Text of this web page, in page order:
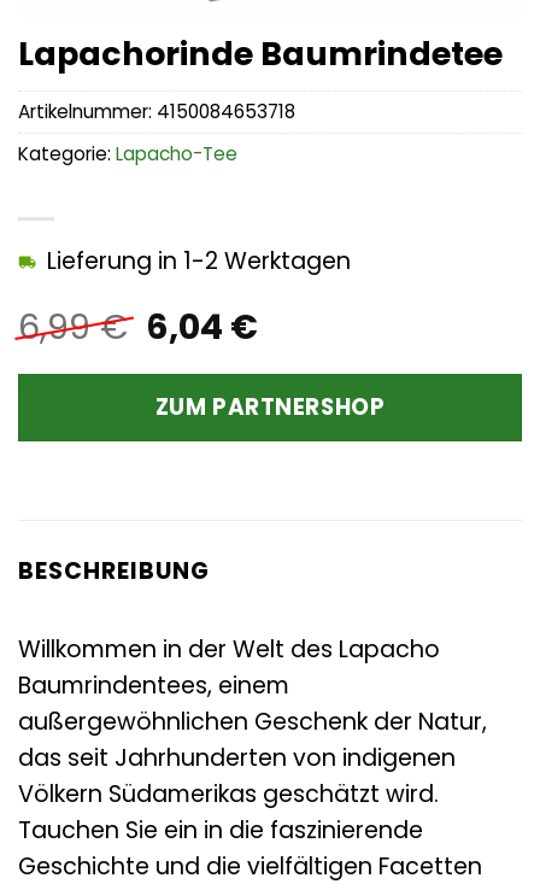
Lapachorinde Baumrindetee
6,99€ Ursprünglicher
Preis
war:
6,99 €
6,04 €Aktueller
ist:
6,04 €.
Lieferung in 1-2 Werktagen
ZUM PARTNERSHOP
Artikelnummer: 4150084653718
Kategorie: Lapacho-Tee
BESCHREIBUNG
Willkommen in der Welt des Lapacho
Baumrindentees, einem
außergewöhnlichen Geschenk der Natur,
das seit Jahrhunderten von indigenen
Völkern Südamerikas geschätzt wird.
Tauchen Sie ein in die faszinierende
Geschichte und die vielfältigen Facetten